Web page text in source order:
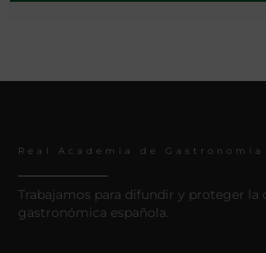
Real Academia de Gastronomía
Trabajamos para difundir y proteger la
gastronómica española.